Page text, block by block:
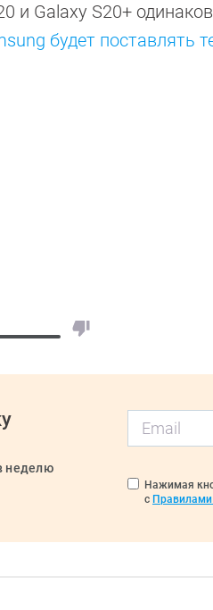
и Galaxy S20+
будет поставлять
неделю
Нажимая
с